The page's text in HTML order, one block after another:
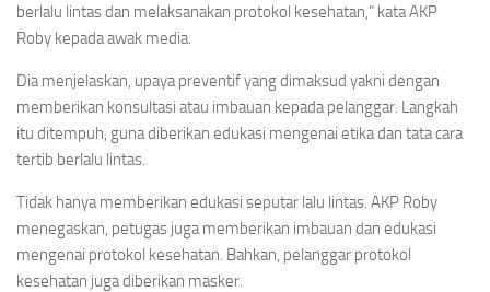
berlalu lintas dan melaksanakan protokol kesehatan,” kata AKP
Roby kepada awak media.
Dia menjelaskan, upaya preventif yang dimaksud yakni dengan
memberikan konsultasi atau imbauan kepada pelanggar. Langkah
itu ditempuh, guna diberikan edukasi mengenai etika dan tata cara
tertib berlalu lintas.
Tidak hanya memberikan edukasi seputar lalu lintas. AKP Roby
menegaskan, petugas juga memberikan imbauan dan edukasi
mengenai protokol kesehatan. Bahkan, pelanggar protokol
kesehatan juga diberikan masker.